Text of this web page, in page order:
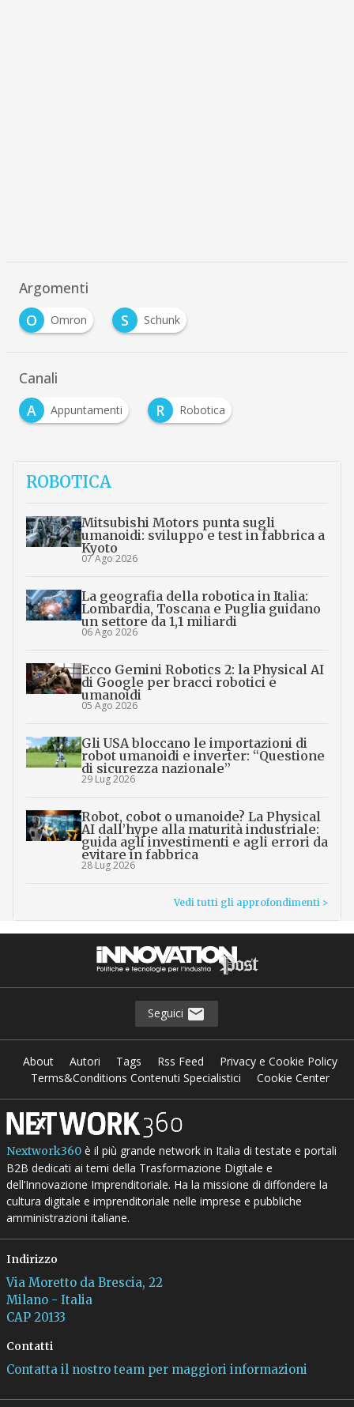
Argomenti
O
Omron S Schunk
Canali
A
Appuntamenti R Robotica
ROBOTICA
Mitsubishi Motors punta sugli
umanoidi: sviluppo e test in fabbrica a
Kyoto
07 Ago 2026
La geografia della robotica in Italia:
Lombardia, Toscana e Puglia guidano
un settore da 1,1 miliardi
06 Ago 2026
Ecco Gemini Robotics 2: la Physical AI
di Google per bracci robotici e
umanoidi
05 Ago 2026
Gli USA bloccano le importazioni di
robot umanoidi e inverter: “Questione
di sicurezza nazionale”
29 Lug 2026
Robot, cobot o umanoide? La Physical
AI dall’hype alla maturità industriale:
guida agli investimenti e agli errori da
evitare in fabbrica
28 Lug 2026
Vedi tutti gli approfondimenti >
Seguici
About Autori Tags Rss Feed
Privacy e Cookie Policy
Terms&Conditions Contenuti Specialistici
Cookie Center
Nextwork360è il più grande network in Italia di testate e portali
B2B dedicati ai temi della Trasformazione Digitale e
dell’Innovazione Imprenditoriale. Ha la missione di diffondere la
cultura digitale e imprenditoriale nelle imprese e pubbliche
amministrazioni italiane.
Indirizzo
Via Moretto da Brescia, 22
Milano - Italia
CAP 20133
Contatti
Contatta il nostro team per maggiori informazioni